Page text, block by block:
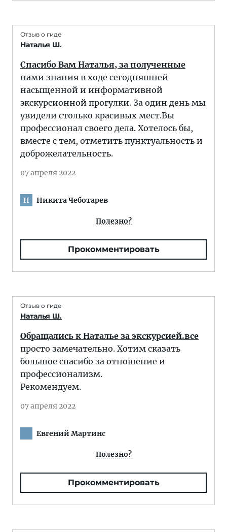
Отзыв о гиде
Наталья Ш.
Спасибо Вам Наталья, за полученные
нами знания в ходе сегодняшней
насыщенной и информативной
экскурсионной прогулки. За один день мы
увидели столько красивых мест.Вы
профессионал своего дела. Хотелось бы,
вместе с тем, отметить пунктуальность и
доброжелательность.
07 апреля 2022
Н Никита Чеботарев
Полезно?
Прокомментировать
Отзыв о гиде
Наталья Ш.
Обращались к Наталье за экскурсией.все
просто замечательно. Хотим сказать
большое спасибо за отношение и
профессионализм.
Рекомендуем.
07 апреля 2022
Евгений Мартинс
Полезно?
Прокомментировать